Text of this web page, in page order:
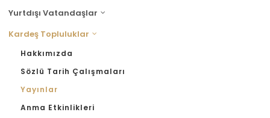
Yurtdışı Vatandaşlar
Kardeş Topluluklar
Hakkımızda
Sözlü Tarih Çalışmaları
Yayınlar
Anma Etkinlikleri